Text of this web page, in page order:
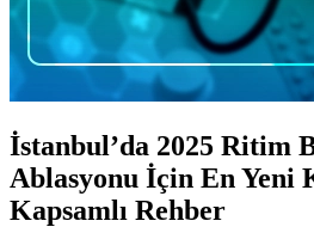
İstanbul’da 2025 Ritim
Ablasyonu İçin En Yeni
Kapsamlı Rehber